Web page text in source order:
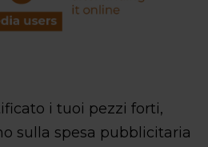
i tuoi pezzi forti,
sulla spesa pubblicitaria